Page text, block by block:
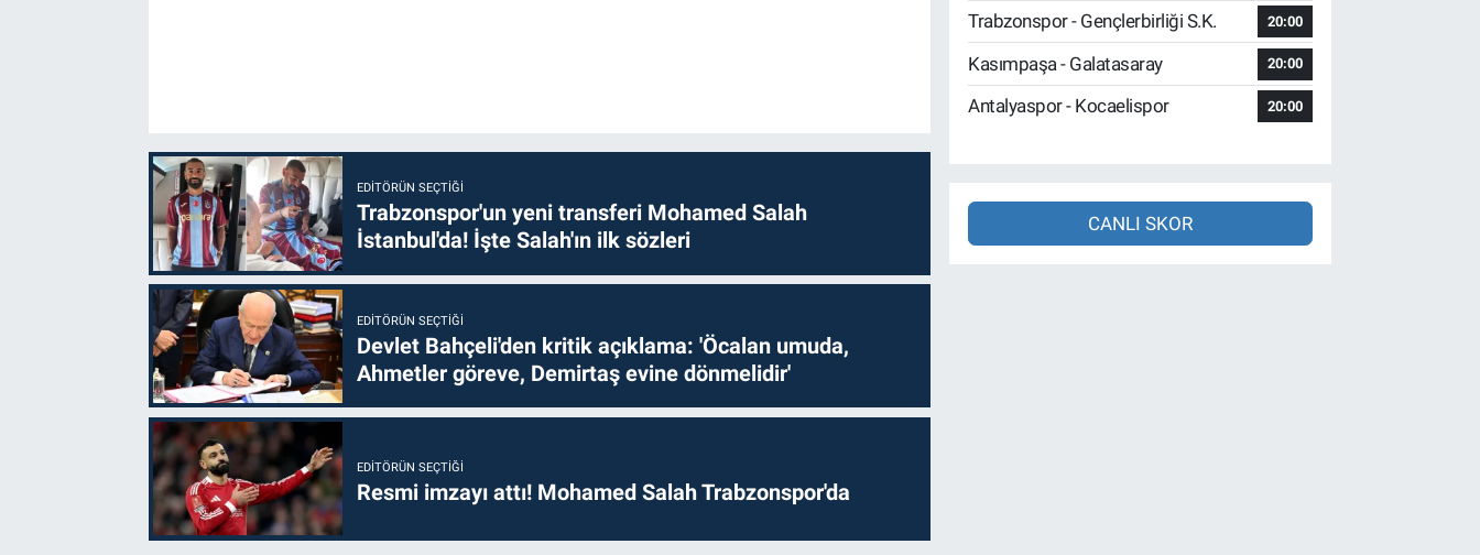
EDITÖRÜN SEÇTIĞI
Trabzonspor'un yeni transferi Mohamed Salah
İstanbul'da! İşte Salah'ın ilk sözleri
EDITÖRÜN SEÇTIĞI
Devlet Bahçeli'den kritik açıklama: 'Öcalan umuda,
Ahmetler göreve, Demirtaş evine dönmelidir'
EDITÖRÜN SEÇTIĞI
Resmi imzayı attı! Mohamed Salah Trabzonspor'da
Trabzonspor - Gençlerbirliği S.K. 20:00
Kasımpaşa - Galatasaray 20:00
Antalyaspor - Kocaelispor 20:00
CANLI SKOR